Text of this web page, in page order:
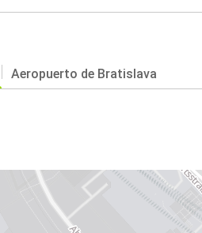
Aeropuerto de Bratislava